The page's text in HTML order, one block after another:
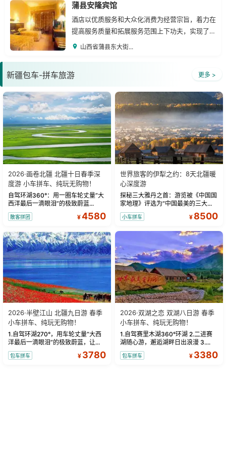
蒲县安隆宾馆
酒店以优质服务和大众化消费为经营宗旨，着力在
提高服务质量和拓展服务范围上下功夫，实现了经
济效益和社会效益的同步增长。
山西省蒲县东大街...
新疆包车-拼车旅游 更多 >
2026·画卷北疆 北疆十日春季深
度游 小车拼车、纯玩无购物！
自驾环湖360°：用一圈车轮丈量“大
西洋最后一滴眼泪”的极致蔚蓝...
散客拼团 ¥4580
世界旅客的伊犁之约：8天北疆暖
心深度游
探秘三大雅丹之首：游览被《中国国
家地理》评选为“中国最美的三大...
小车拼车 ¥ 8500
2026·半壁江山 北疆九日游 春季
小车拼车、纯玩无购物！
1.自驾环湖270°，用车轮丈量“大西
洋最后一滴眼泪”的极致蔚蓝，让...
包车拼车 ¥ 3780
2026·双湖之恋 双湖八日游 春季
小车拼车、纯玩无购物！
1.自驾赛里木湖360°环湖 2.二进赛
湖随心游，邂逅湖畔日出浪漫 3....
包车拼车 ¥ 3380